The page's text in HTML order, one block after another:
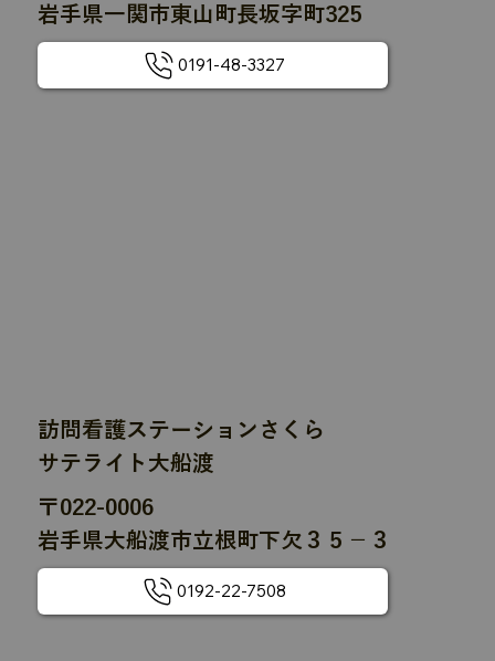
訪問看護ステーションさくら
サテライト大船渡
〒022-0006
岩手県大船渡市立根町下欠３５−３
0192-22-7508
岩手県一関市東山町長坂字町325
0191-48-3327